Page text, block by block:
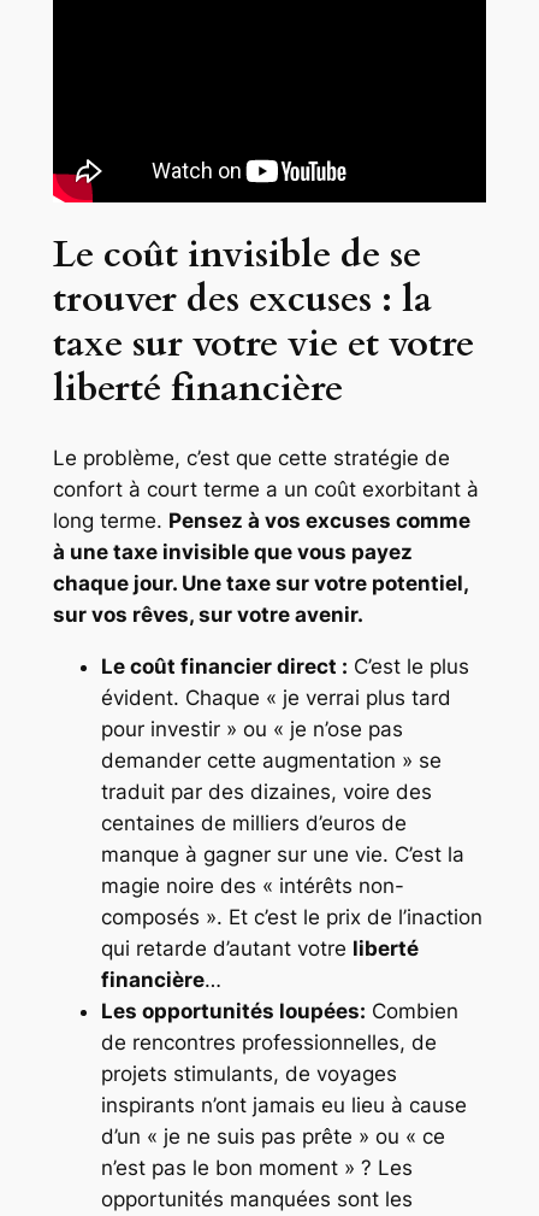
Le coût invisible de se
trouver des excuses : la
taxe sur votre vie et votre
liberté financière
Le problème, c’est que cette stratégie de
confort à court terme a un coût exorbitant à
long terme. Pensez à vos excuses comme
à une taxe invisible que vous payez
chaque jour. Une taxe sur votre potentiel,
sur vos rêves, sur votre avenir.
Le coût financier direct : C’est le plus
évident. Chaque « je verrai plus tard
pour investir » ou « je n’ose pas
demander cette augmentation » se
traduit par des dizaines, voire des
centaines de milliers d’euros de
manque à gagner sur une vie. C’est la
magie noire des « intérêts non-
composés ». Et c’est le prix de l’inaction
qui retarde d’autant votre liberté
financière…
Les opportunités loupées: Combien
de rencontres professionnelles, de
projets stimulants, de voyages
inspirants n’ont jamais eu lieu à cause
d’un « je ne suis pas prête » ou « ce
n’est pas le bon moment » ? Les
opportunités manquées sont les